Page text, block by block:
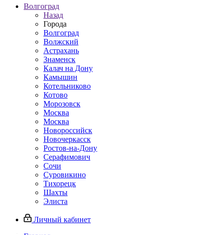
Волгоград
Назад
Города
Волгоград
Волжский
Астрахань
Знаменск
Калач на Дону
Камышин
Котельниково
Котово
Морозовск
Москва
Москва
Новороссийск
Новочеркасск
Ростов-на-Дону
Серафимович
Сочи
Суровикино
Тихорецк
Шахты
Элиста
Личный кабинет